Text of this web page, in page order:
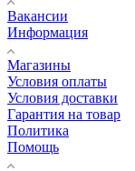
Вакансии
Информация
Магазины
Условия оплаты
Условия доставки
Гарантия на товар
Политика
Помощь